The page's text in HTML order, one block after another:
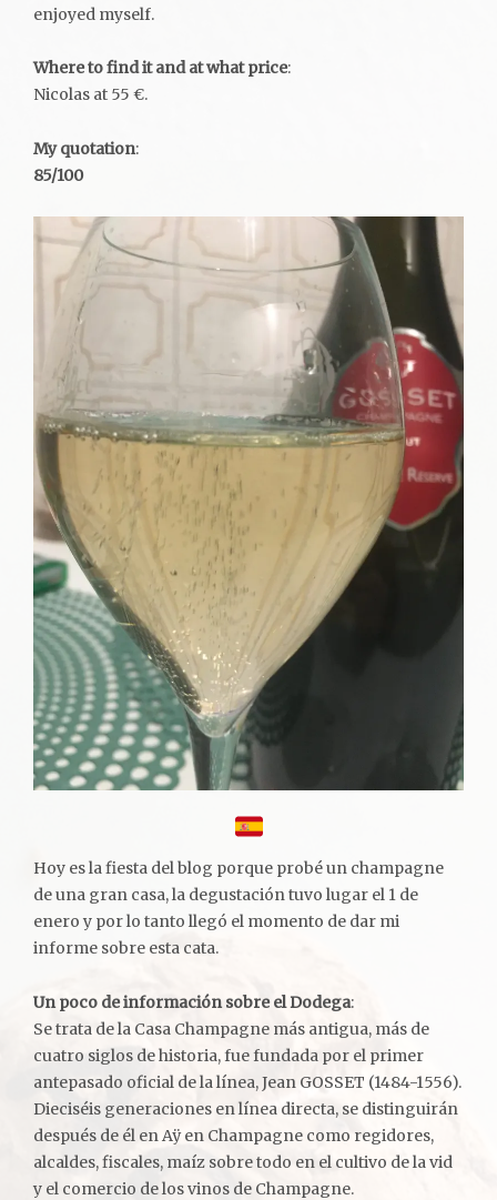
enjoyed myself.
Where to find it and at what price:
Nicolas at 55 €.
My quotation:
85/100
Hoy es la fiesta del blog porque probé un champagne
de una gran casa, la degustación tuvo lugar el 1 de
enero y por lo tanto llegó el momento de dar mi
informe sobre esta cata.
Un poco de información sobre el Dodega:
Se trata de la Casa Champagne más antigua, más de
cuatro siglos de historia, fue fundada por el primer
antepasado oficial de la línea, Jean GOSSET (1484-1556).
Dieciséis generaciones en línea directa, se distinguirán
después de él en Aÿ en Champagne como regidores,
alcaldes, fiscales, maíz sobre todo en el cultivo de la vid
y el comercio de los vinos de Champagne.